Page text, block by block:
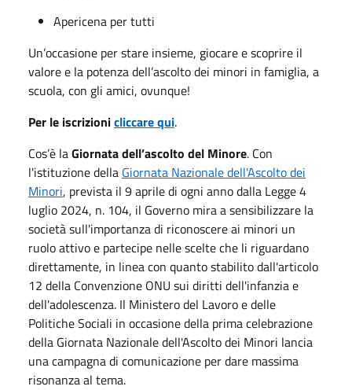
Apericena per tutti
Un’occasione per stare insieme, giocare e scoprire il
valore e la potenza dell’ascolto dei minori in famiglia, a
scuola, con gli amici, ovunque!
Per le iscrizionicliccare qui.
Cos’è laGiornata dell’ascolto del Minore. Con
l'istituzione della Giornata Nazionale dell'Ascolto dei
Minori, prevista il 9 aprile di ogni anno dalla Legge 4
luglio 2024, n. 104, il Governo mira a sensibilizzare la
società sull'importanza di riconoscere ai minori un
ruolo attivo e partecipe nelle scelte che li riguardano
direttamente, in linea con quanto stabilito dall'articolo
12 della Convenzione ONU sui diritti dell'infanzia e
dell'adolescenza. Il Ministero del Lavoro e delle
Politiche Sociali in occasione della prima celebrazione
della Giornata Nazionale dell'Ascolto dei Minori lancia
una campagna di comunicazione per dare massima
risonanza al tema.